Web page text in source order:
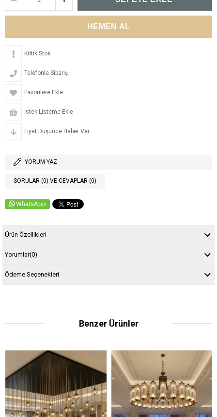
Kritik Stok
Telefonla Sipariş
Favorilere Ekle
İstek Listeme Ekle
Fiyat Düşünce Haber Ver
YORUM YAZ
SORULAR (0) VE CEVAPLAR (0)
WhatsApp
Ürün Özellikleri
Yorumlar(0)
Ödeme Seçenekleri
Benzer Ürünler